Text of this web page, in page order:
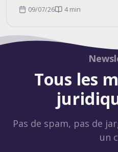
09/07/26 4 min
Tous les
Pas de spam, pas de
un